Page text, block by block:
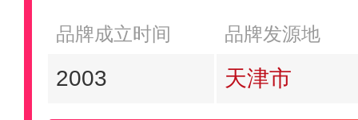
品牌成立时间
2003
品牌发源地
天津市